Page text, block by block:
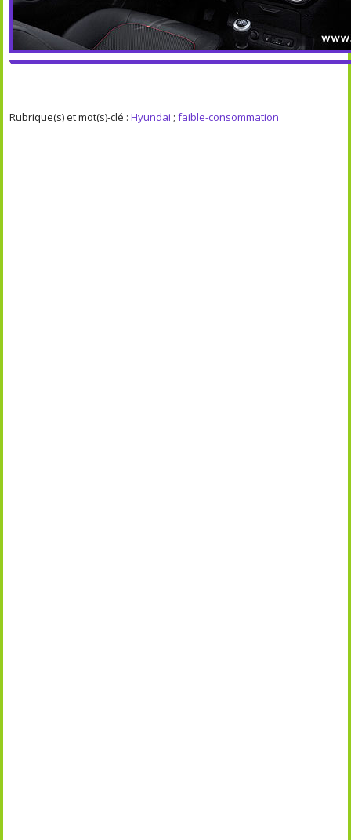
Rubrique(s) et mot(s)-clé :Hyundai ;faible-consommation